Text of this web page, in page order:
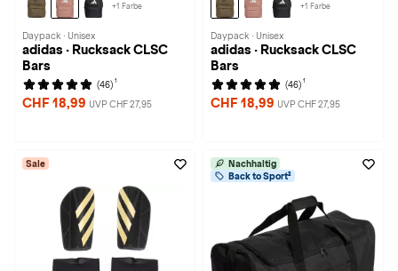
+1 Farbe
Daypack · Unisex
adidas · Rucksack CLSC
Bars
(46) 1
CHF 18,99 UVP CHF 27,95
+1 Farbe
Daypack · Unisex
adidas · Rucksack CLSC
Bars
(46) 1
CHF 18,99 UVP CHF 27,95
Sale
Nachhaltig
Back to Sport²